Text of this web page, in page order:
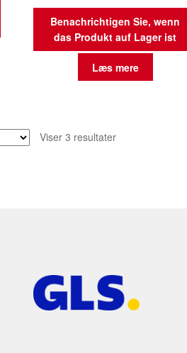
Benachrichtigen Sie, wenn
das Produkt auf Lager ist
Læs mere
Viser 3 resultaterSorteret